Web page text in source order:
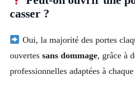
casser ?
Oui, la majorité des portes
ouvertes sans dommage, grâce à
professionnelles adaptées à